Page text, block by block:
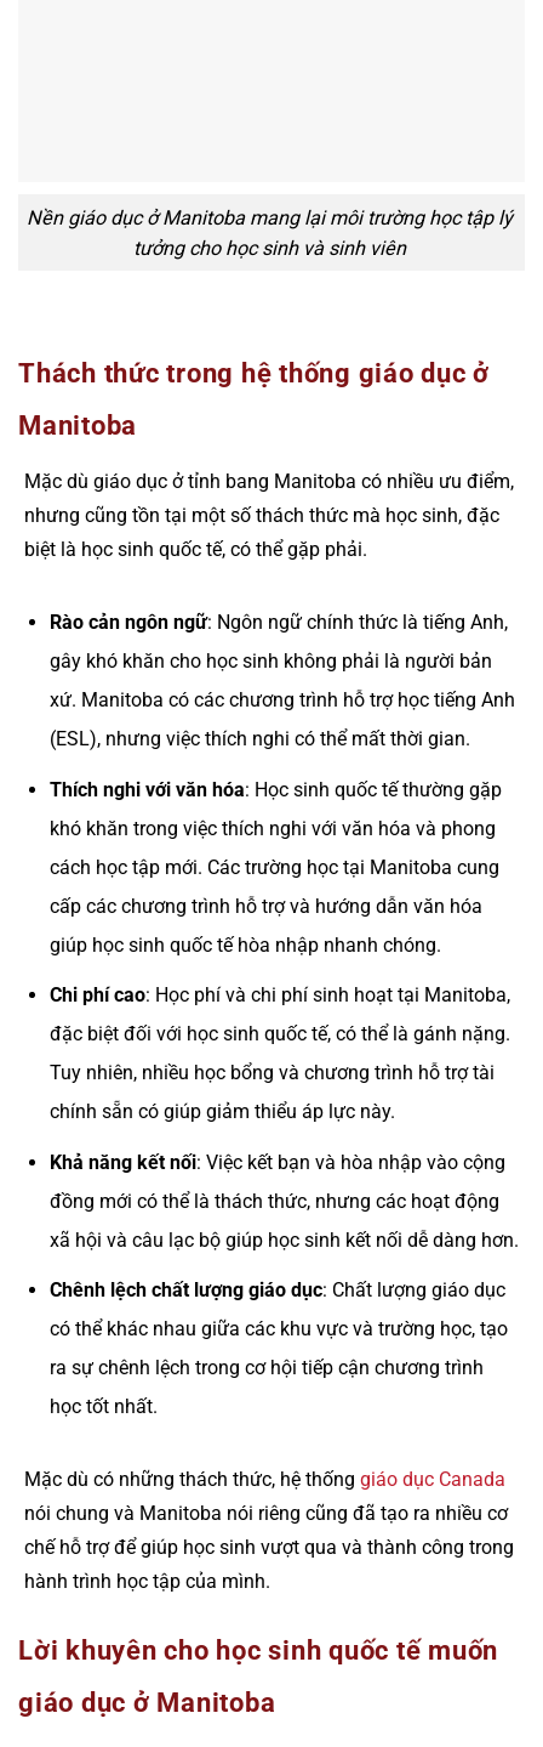
Nền giáo dục ở Manitoba mang lại môi trường học tập lý
tưởng cho học sinh và sinh viên
Thách thức trong hệ thống giáo dục ở
Manitoba
Mặc dù giáo dục ở tỉnh bang Manitoba có nhiều ưu điểm,
nhưng cũng tồn tại một số thách thức mà học sinh, đặc
biệt là học sinh quốc tế, có thể gặp phải.
Rào cản ngôn ngữ: Ngôn ngữ chính thức là tiếng Anh,
gây khó khăn cho học sinh không phải là người bản
xứ. Manitoba có các chương trình hỗ trợ học tiếng Anh
(ESL), nhưng việc thích nghi có thể mất thời gian.
Thích nghi với văn hóa: Học sinh quốc tế thường gặp
khó khăn trong việc thích nghi với văn hóa và phong
cách học tập mới. Các trường học tại Manitoba cung
cấp các chương trình hỗ trợ và hướng dẫn văn hóa
giúp học sinh quốc tế hòa nhập nhanh chóng.
Chi phí cao: Học phí và chi phí sinh hoạt tại Manitoba,
đặc biệt đối với học sinh quốc tế, có thể là gánh nặng.
Tuy nhiên, nhiều học bổng và chương trình hỗ trợ tài
chính sẵn có giúp giảm thiểu áp lực này.
Khả năng kết nối: Việc kết bạn và hòa nhập vào cộng
đồng mới có thể là thách thức, nhưng các hoạt động
xã hội và câu lạc bộ giúp học sinh kết nối dễ dàng hơn.
Chênh lệch chất lượng giáo dục: Chất lượng giáo dục
có thể khác nhau giữa các khu vực và trường học, tạo
ra sự chênh lệch trong cơ hội tiếp cận chương trình
học tốt nhất.
Mặc dù có những thách thức, hệ thống giáo dục Canada
nói chung và Manitoba nói riêng cũng đã tạo ra nhiều cơ
chế hỗ trợ để giúp học sinh vượt qua và thành công trong
hành trình học tập của mình.
Lời khuyên cho học sinh quốc tế muốn
giáo dục ở Manitoba